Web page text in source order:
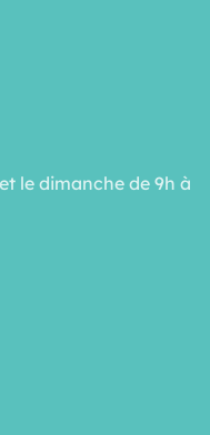
le dimanche de 9h à